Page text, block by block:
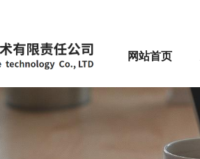
网站首页